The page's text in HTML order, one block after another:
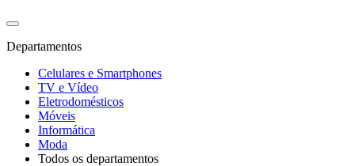
Departamentos
Celulares e Smartphones
TV e Vídeo
Eletrodomésticos
Móveis
Informática
Moda
Todos os departamentos